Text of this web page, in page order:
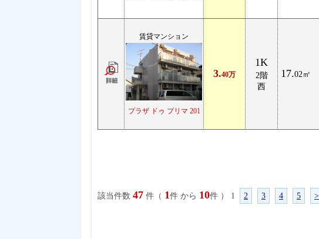
賃貸マンション
プラザ ドゥ プリマ 201
3.40万
1K
2階
西
17.02㎡
該当件数 47 件（ 1件 から 10件 ） 1 2 3 4 5 >